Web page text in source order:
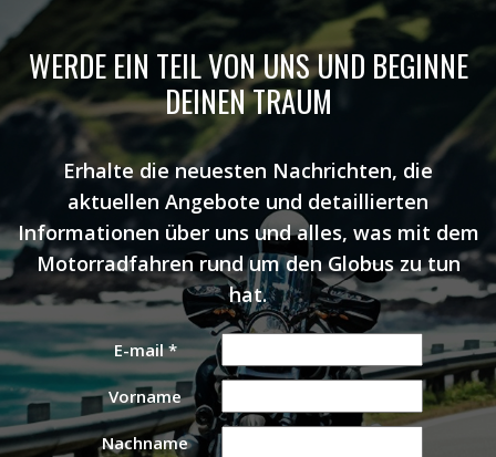
WERDE EIN TEIL VON UNS UND BEGINNE
DEINEN TRAUM
Erhalte die neuesten Nachrichten, die
aktuellen Angebote und detaillierten
Informationen über uns und alles, was mit dem
Motorradfahren rund um den Globus zu tun
hat.
E-mail*
Vorname
Nachname